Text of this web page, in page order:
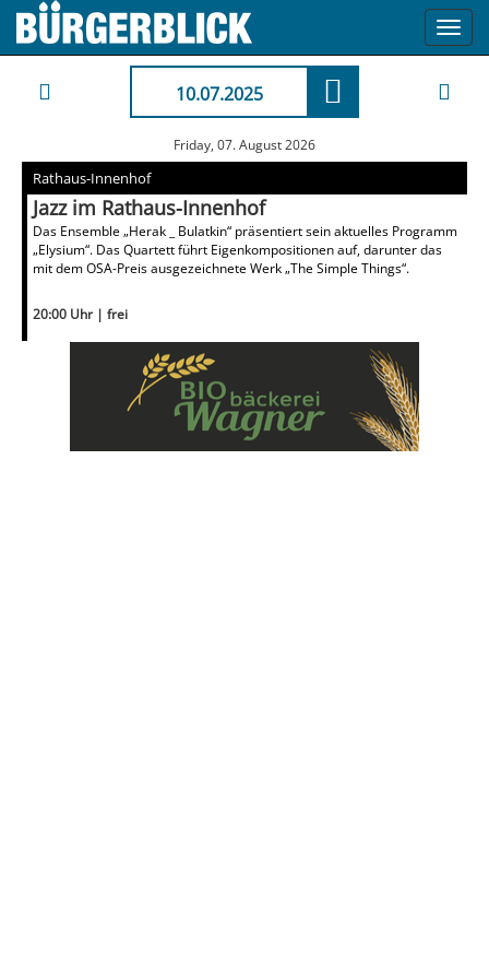
10.07.2025
Friday, 07. August 2026
Rathaus-Innenhof
Jazz im Rathaus-Innenhof
Das Ensemble „Herak _ Bulatkin“ präsentiert sein aktuelles Programm
„Elysium“. Das Quartett führt Eigenkompositionen auf, darunter das
mit dem OSA-Preis ausgezeichnete Werk „The Simple Things“.
20:00 Uhr | frei